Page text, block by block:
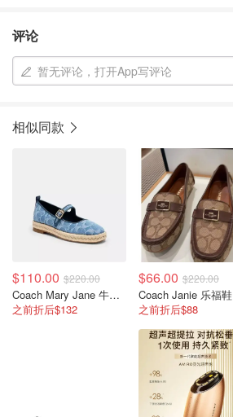
评论
暂无评论，打开App写评论
相似同款
$110.00 $220.00
Coach Mary Jane 牛仔草编鞋
之前折后$132
$66.00 $220.00
Coach Janie 乐福鞋
之前折后$88